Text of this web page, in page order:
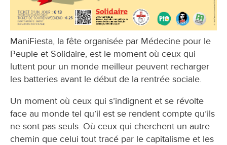
ManiFiesta, la fête organisée par Médecine pour le
Peuple et Solidaire, est le moment où ceux qui
luttent pour un monde meilleur peuvent recharger
les batteries avant le début de la rentrée sociale.
Un moment où ceux qui s’indignent et se révolte
face au monde tel qu’il est se rendent compte qu’ils
ne sont pas seuls. Où ceux qui cherchent un autre
chemin que celui tout tracé par le capitalisme et les